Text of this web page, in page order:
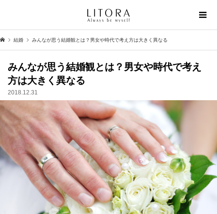
結婚 みんなが思う結婚観とは？男女や時代で考え方は大きく異なる
みんなが思う結婚観とは？男女や時代で考え
方は大きく異なる
2018.12.31